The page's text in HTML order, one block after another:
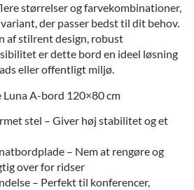
størrelser og farvekombinationer,
der passer bedst til dit behov.
af stilrent design, robust
er dette bord en ideel løsning
eller offentligt miljø.
A-bord 120×80 cm
stel – Giver høj stabilitet og et
– Nem at rengøre og
over for ridser
– Perfekt til konferencer,